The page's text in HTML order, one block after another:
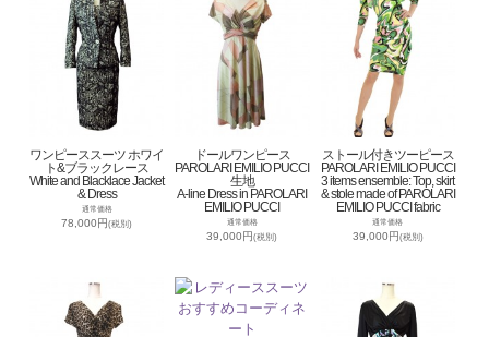
ワンピーススーツ ホワイ
ト&ブラックレース
White and Blacklace Jacket
& Dress
通常価格
78,000円(税別)
ドールワンピース
PAROLARI EMILIO PUCCI
生地
A-line Dress in PAROLARI
EMILIO PUCCI
通常価格
39,000円(税別)
ストール付きツーピース
PAROLARI EMILIO PUCCI
3 items ensemble: Top, skirt
& stole made of PAROLARI
EMILIO PUCCI fabric
通常価格
39,000円(税別)